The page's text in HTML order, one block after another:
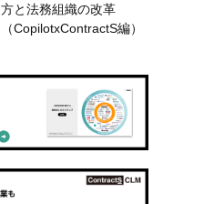
方と法務組織の改革
（CopilotxContractS編）